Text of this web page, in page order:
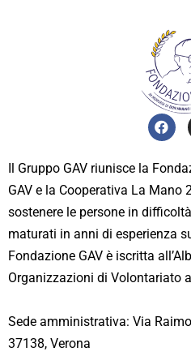
Il Gruppo GAV riunisce la
GAV e la Cooperativa La Mano
sostenere le persone in
maturati in anni di esperienza
Fondazione GAV è iscritta
Organizzazioni di Volontariato
Sede amministrativa: Via
37138, Verona